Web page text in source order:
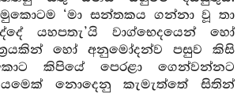
‘මා සන්තකය ගන්නා වූ තා
යහපතැ’යි වාග්භෙදයෙන් හෝ
හෝ අනුමෝදන්ව පසුව කිසි
කිපියේ පෙරළා ගෙන්වන්නට
නොදෙනු කැමැත්තේ සිතින්